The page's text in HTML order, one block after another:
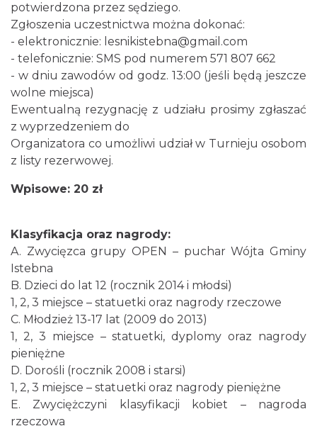
Pójcie Dziecka – będzie kino!
Istebna
1.04 km
Piknik Rodzinny ze św. Franciszkiem z
Asyżu
Istebna
2026-08-08
1.06 km
potwierdzona przez sędziego.
Zgłoszenia uczestnictwa można dokonać:
- elektronicznie: lesnikistebna@gmail.com
- telefonicznie: SMS pod numerem 571 807 662
- w dniu zawodów od godz. 13:00 (jeśli będą jeszcze
wolne miejsca)
Ewentualną rezygnację z udziału prosimy zgłaszać
z wyprzedzeniem do
Organizatora co umożliwi udział w Turnieju osobom
z listy rezerwowej.
Wpisowe: 20 zł
Klasyfikacja oraz nagrody:
A. Zwycięzca grupy OPEN – puchar Wójta Gminy
Istebna
B. Dzieci do lat 12 (rocznik 2014 i młodsi)
1, 2, 3 miejsce – statuetki oraz nagrody rzeczowe
C. Młodzież 13-17 lat (2009 do 2013)
1, 2, 3 miejsce – statuetki, dyplomy oraz nagrody
pieniężne
D. Dorośli (rocznik 2008 i starsi)
1, 2, 3 miejsce – statuetki oraz nagrody pieniężne
E. Zwyciężczyni klasyfikacji kobiet – nagroda
rzeczowa